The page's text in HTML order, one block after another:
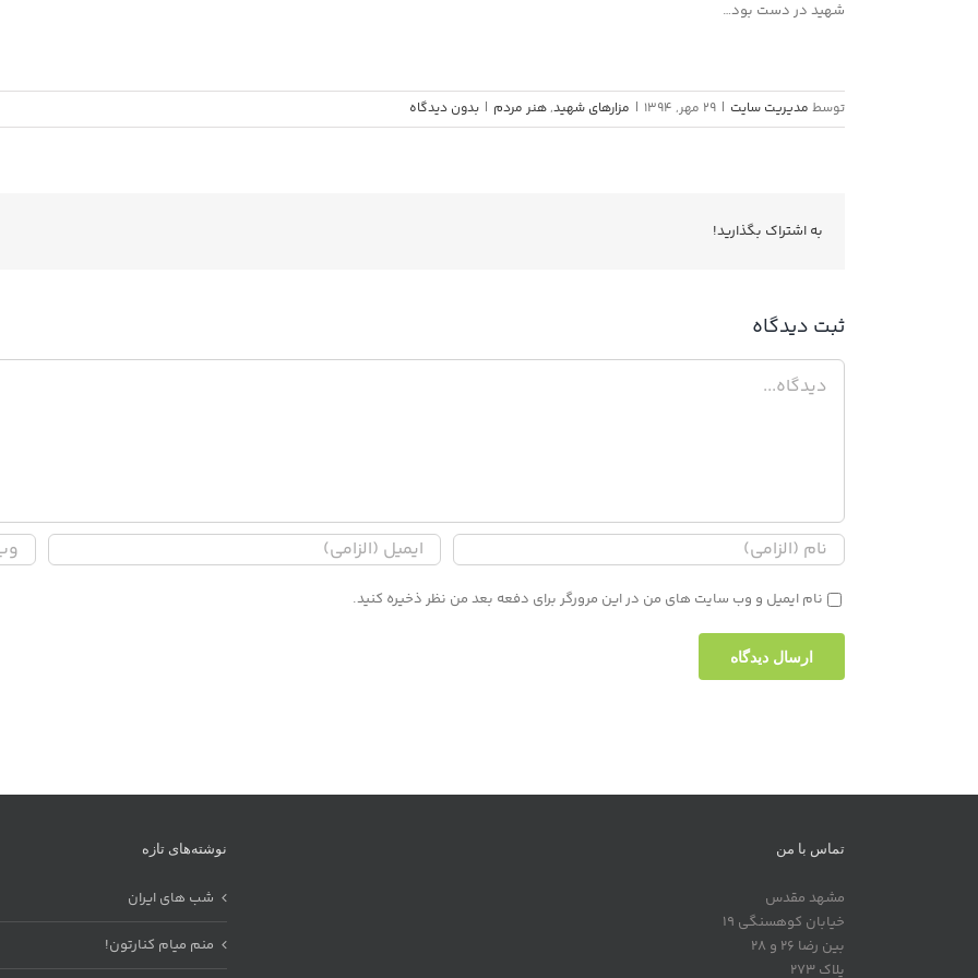
شهید در دست بود…
توسط مدیریت سایت | 29 مهر, 1394 | مزارهای شهید,هنر مردم | بدون ديدگاه
به اشتراك بگذاريد!
ثبت ديدگاه
دیدگاه
نام ایمیل و وب سایت های من در این مرورگر برای دفعه بعد من نظر ذخیره کنید.
تماس با من
مشهد مقدس
خیابان کوهسنگی 19
بین رضا 26 و 28
پلاک 273
نوشته‌های تازه
شب های ایران
منم میام کنارتون!